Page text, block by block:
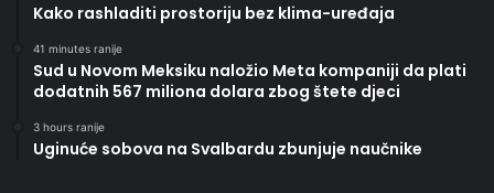
Kako rashladiti prostoriju bez klima-uređaja
41 minutes ranije
Sud u Novom Meksiku naložio Meta kompaniji da plati
dodatnih 567 miliona dolara zbog štete djeci
3 hours ranije
Uginuće sobova na Svalbardu zbunjuje naučnike